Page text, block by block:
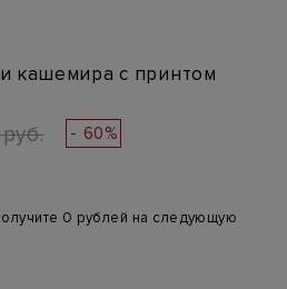
кашемира с принтом
- 60%
0 рублей на следующую